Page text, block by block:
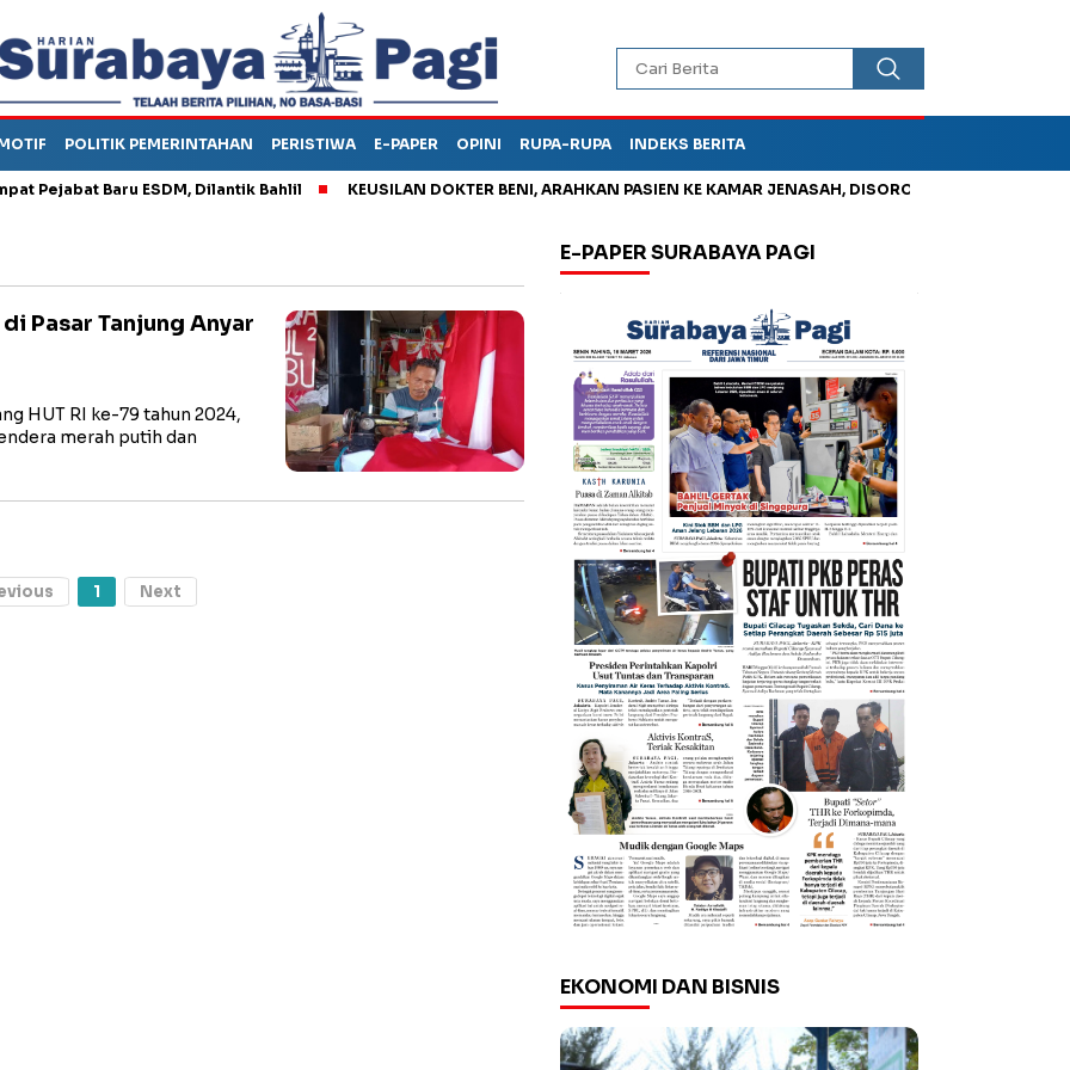
POLITIK PEMERINTAHAN PERISTIWA E-PAPER OPINI RUPA-RUPA INDEKS BERITA
Baru ESDM, Dilantik Bahlil KEUSILAN DOKTER BENI, ARAHKAN PASIEN KE KAMAR JENASAH, DISOROT
Pasar Tanjung Anyar
HUT RI ke-79 tahun 2024,
merah putih dan
1 Next
E-PAPER SURABAYA PAGI
EKONOMI DAN BISNIS